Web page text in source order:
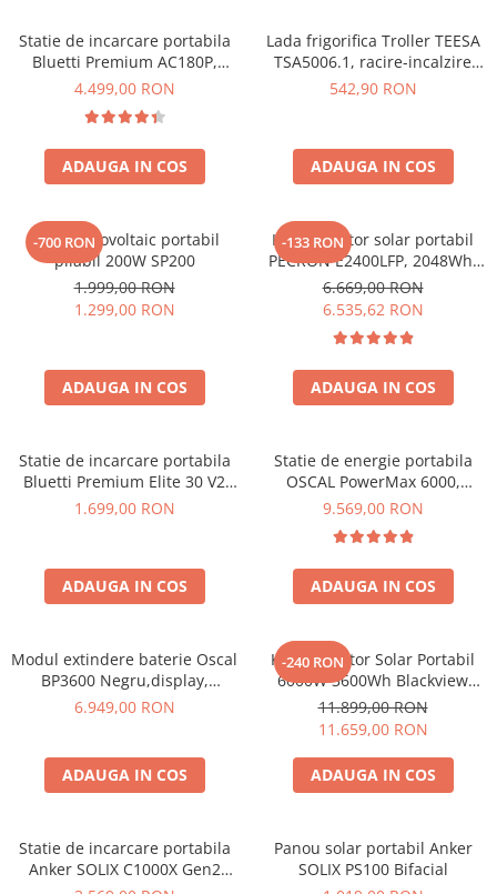
Componente sisteme de balcon
Statie de incarcare portabila
Bluetti Premium AC180P,
Ecran LCD, 1800W, 1440Wh,
4.499,00 RON
ADAUGA IN COS
Lada frigorifica Troller TEESA
TSA5006.1, racire-incalzire
35L, alimentare bricheta auto
542,90 RON
ADAUGA IN COS
-700 RON
Panou fotovoltaic portabil
pliabil 200W SP200
1.999,00 RON
1.299,00 RON
ADAUGA IN COS
-133 RON
Kit generator solar portabil
PECRON E2400LFP, 2048Wh,
2400W, 230V, Incarcare super
rapida, LiFePO4, Controler
MPPT dublu, Protectie BMS +
Panou solar 200W
6.669,00 RON
6.535,62 RON
ADAUGA IN COS
Statie de incarcare portabila
Bluetti Premium Elite 30 V2
600W 320Wh
1.699,00 RON
ADAUGA IN COS
Statie de energie portabila
OSCAL PowerMax 6000,
6000W (9000W varf), baterie
rapida in 1.96h, 14 porturi,
USB-C 100W, control
inteligent la distanta,
functionalitate UPS
9.569,00 RON
ADAUGA IN COS
Modul extindere baterie Oscal
BP3600 Negru,display,
compatibil cu Oscal
6.949,00 RON
ADAUGA IN COS
-240 RON
Kit Generator Solar Portabil
6000W 3600Wh Blackview
OSCAL PowerMax 6000 +
panou solar 400W
11.899,00 RON
11.659,00 RON
ADAUGA IN COS
Statie de incarcare portabila
Anker SOLIX C1000X Gen2
Panou solar portabil Anker
SOLIX PS100 Bifacial